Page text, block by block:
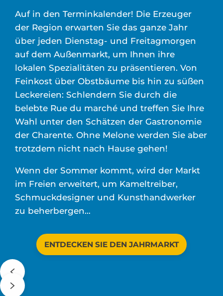
Auf in den Terminkalender! Die Erzeuger
der Region erwarten Sie das ganze Jahr
über jeden Dienstag- und Freitagmorgen
auf dem Außenmarkt, um Ihnen ihre
lokalen Spezialitäten zu präsentieren. Von
Feinkost über Obstbäume bis hin zu süßen
Leckereien: Schlendern Sie durch die
belebte Rue du marché und treffen Sie Ihre
Wahl unter den Schätzen der Gastronomie
der Charente. Ohne Melone werden Sie aber
trotzdem nicht nach Hause gehen!
Wenn der Sommer kommt, wird der Markt
im Freien erweitert, um Kameltreiber,
Schmuckdesigner und Kunsthandwerker
zu beherbergen…
ENTDECKEN SIE DEN JAHRMARKT